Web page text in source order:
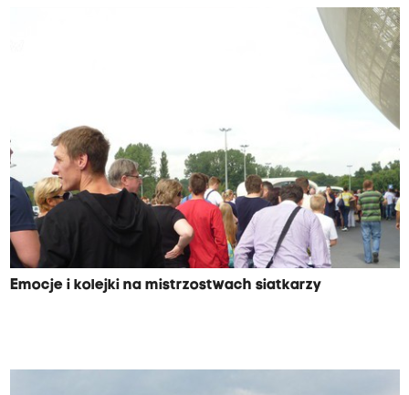
Emocje i kolejki na mistrzostwach siatkarzy